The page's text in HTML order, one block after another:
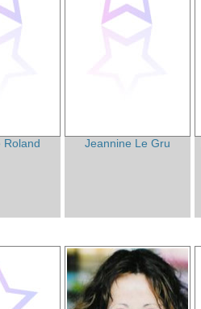
Roland Jeannine Le Gru